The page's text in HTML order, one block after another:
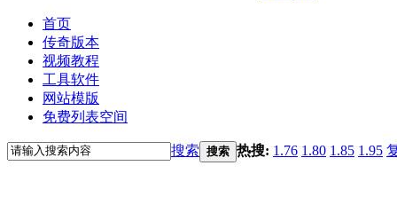
首页
传奇版本
视频教程
工具软件
网站模版
免费列表空间
搜索 搜索 热搜: 1.76 1.80 1.85 1.95